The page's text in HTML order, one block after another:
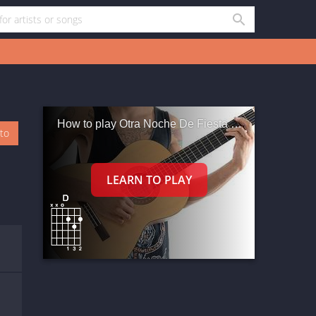
How to play Otra Noche De Fiesta En La Ciudad